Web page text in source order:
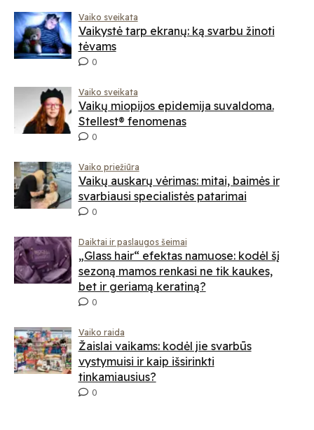
Vaiko sveikata
Vaikystė tarp ekranų: ką svarbu žinoti
tėvams
0
Vaiko sveikata
Vaikų miopijos epidemija suvaldoma.
Stellest® fenomenas
0
Vaiko priežiūra
Vaikų auskarų vėrimas: mitai, baimės ir
svarbiausi specialistės patarimai
0
Daiktai ir paslaugos šeimai
„Glass hair“ efektas namuose: kodėl šį
sezoną mamos renkasi ne tik kaukes,
bet ir geriamą keratiną?
0
Vaiko raida
Žaislai vaikams: kodėl jie svarbūs
vystymuisi ir kaip išsirinkti
tinkamiausius?
0